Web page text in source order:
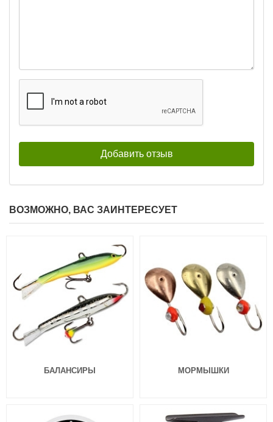
ВОЗМОЖНО, ВАС ЗАИНТЕРЕСУЕТ
БАЛАНСИРЫ МОРМЫШКИ